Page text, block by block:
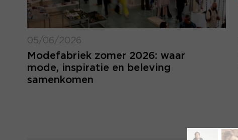
05/06/2026
Modefabriek zomer 2026: waar
mode, inspiratie en beleving
samenkomen